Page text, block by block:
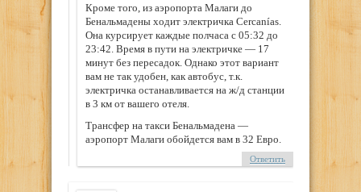
Кроме того, из аэропорта Малаги до
Бенальмадены ходит электричка Cercanías.
Она курсирует каждые полчаса с 05:32 до
23:42. Время в пути на электричке — 17
минут без пересадок. Однако этот вариант
вам не так удобен, как автобус, т.к.
электричка останавливается на ж/д станции
в 3 км от вашего отеля.
Трансфер на такси Бенальмадена —
аэропорт Малаги обойдется вам в 32 Евро.
Ответить